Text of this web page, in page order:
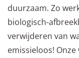
duurzaam. Zo
biologisch-
verwijderen van
emissieloos!